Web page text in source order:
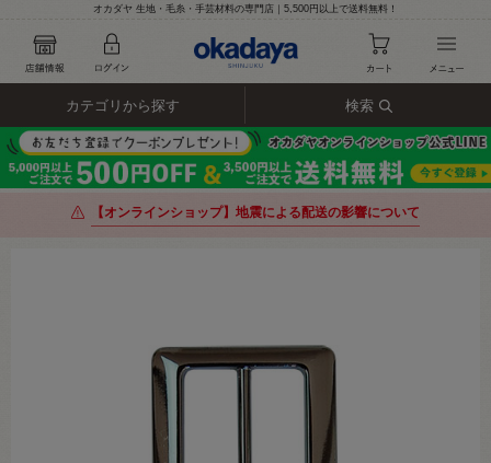
オカダヤ 生地・毛糸・手芸材料の専門店｜5,500円以上で送料無料！
カテゴリから探す 検索
【オンラインショップ】地震による配送の影響について